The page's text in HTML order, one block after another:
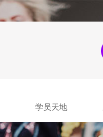
学员天地